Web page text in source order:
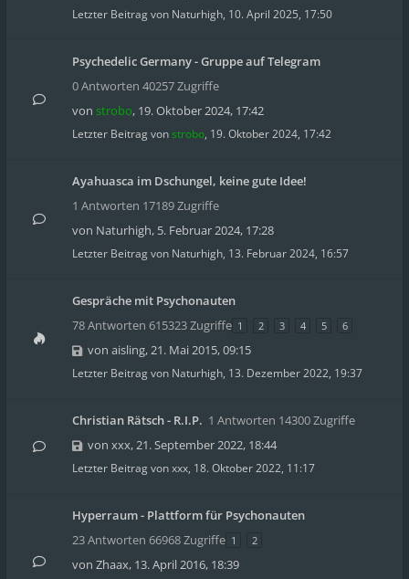
Letzter Beitrag von Naturhigh, 10. April 2025, 17:50
Psychedelic Germany - Gruppe auf Telegram
0 Antworten 40257 Zugriffe
von strobo, 19. Oktober 2024, 17:42
Letzter Beitrag vonstrobo, 19. Oktober 2024, 17:42
Ayahuasca im Dschungel, keine gute Idee!
1 Antworten 17189 Zugriffe
von Naturhigh, 5. Februar 2024, 17:28
Letzter Beitrag von Naturhigh, 13. Februar 2024, 16:57
Gespräche mit Psychonauten
78 Antworten 615323 Zugriffe 1 2 3 4 5 6
von aisling,21. Mai 2015, 09:15
Letzter Beitrag von Naturhigh, 13. Dezember 2022, 19:37
Christian Rätsch - R.I.P. 1 Antworten 14300 Zugriffe
von xxx,21. September 2022, 18:44
Letzter Beitrag vonxxx, 18. Oktober 2022, 11:17
Hyperraum - Plattform für Psychonauten
23 Antworten 66968 Zugriffe 1 2
von Zhaax, 13. April 2016, 18:39